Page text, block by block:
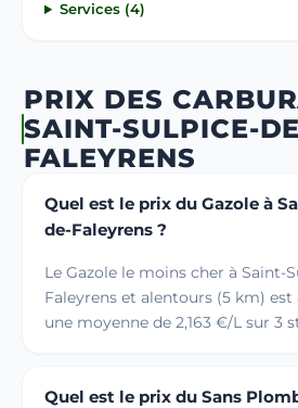
Services (4)
PRIX DES
SAINT-SULPICE-
FALEYRENS
Quel est le prix du Gazole à
de-Faleyrens ?
Le Gazole le moins cher à Saint-
Faleyrens et alentours (5 km) est
une moyenne de 2,163 €/L sur 3
Quel est le prix du Sans